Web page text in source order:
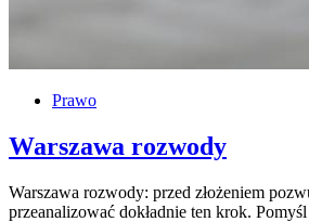
Prawo
Warszawa rozwody
Warszawa rozwody: przed złożeniem
przeanalizować dokładnie ten krok.